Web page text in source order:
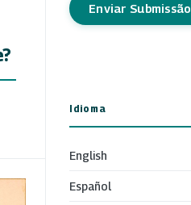
Enviar Submissão
Idioma
English
Español